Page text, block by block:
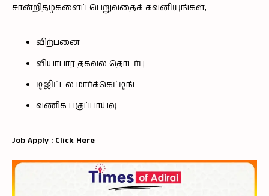
சான்றிதழ்களைப் பெறுவதைக் கவனியுங்கள்,
விற்பனை
வியாபார தகவல் தொடர்பு
டிஜிட்டல் மார்க்கெட்டிங்
வணிக பகுப்பாய்வு
Job Apply : Click Here